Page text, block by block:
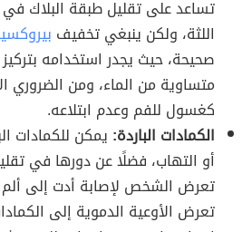
تساعد على تقليل طبقة البلاك
اللثة، ولكن ينبغي تخفيف
متساوية من الماء، ومن الضروري
كغسول للفم وعدم ابتلاعه.
الكمادات الباردة: يمكن للكمادات
أو التهاب، فضلًا عن دورها في
تعرض الشخص لإصابة أدت إلى
تعرض الأوعية الدموية إلى